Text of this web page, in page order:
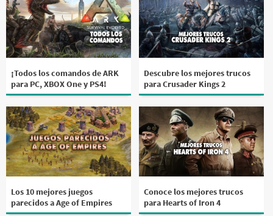
¡Todos los comandos de ARK
para PC, XBOX One y PS4!
Descubre los mejores trucos
para Crusader Kings 2
Los 10 mejores juegos
parecidos a Age of Empires
Conoce los mejores trucos
para Hearts of Iron 4